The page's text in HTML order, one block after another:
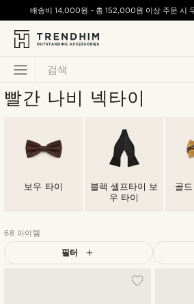
검색
배송비14,000원 - 총 152,000원 이상 주문 시
빨간 나비 넥타이
보우 타이
블랙 셀프타이 보
우 타이
골
68 아이템
필터